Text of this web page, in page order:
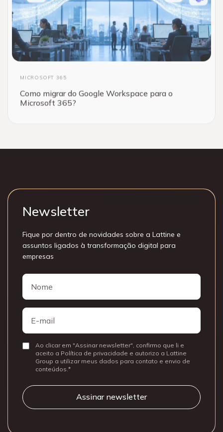
MICROSOFT 365
Como migrar do Google Workspace para o
Microsoft 365?
Newsletter
Fique por dentro de novidades sobre a Lattine e
assuntos ligados à transformação digital para
empresas
Nome
E-
mail
ConsentirAo clicar em "Assinar newsletter", confirmo que li e
aceito a Política de privacidade e autorizo a Lattine
Group a utilizar meus dados para contato e envio de
conteúdos.